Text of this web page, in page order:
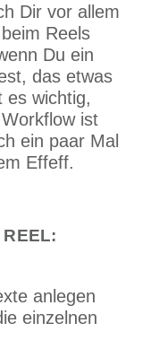
Dir vor allem
Reels
Du ein
das etwas
es wichtig,
ist
ein paar Mal
Effeff.
REEL:
anlegen
einzelnen